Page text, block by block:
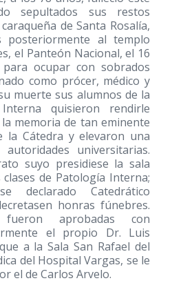
sepultados sus restos
de Santa Rosalía,
posteriormente al templo
el Panteón Nacional, el 16
ocupar con sobrados
como prócer, médico y
muerte sus alumnos de la
quisieron rendirle
memoria de tan eminente
la Cátedra y elevaron una
universitarias.
suyo presidiese la sala
de Patología Interna;
declarado Catedrático
honras fúnebres.
fueron aprobadas con
el propio Dr. Luis
a la Sala San Rafael del
del Hospital Vargas, se le
el de Carlos Arvelo.